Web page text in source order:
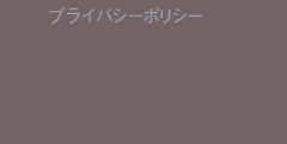
プライバシーポリシー